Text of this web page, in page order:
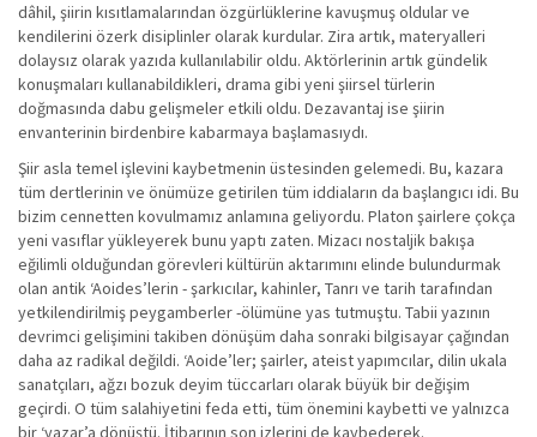
dâhil, şiirin kısıtlamalarından özgürlüklerine kavuşmuş oldular ve
kendilerini özerk disiplinler olarak kurdular. Zira artık, materyalleri
dolaysız olarak yazıda kullanılabilir oldu. Aktörlerinin artık gündelik
konuşmaları kullanabildikleri, drama gibi yeni şiirsel türlerin
doğmasında dabu gelişmeler etkili oldu. Dezavantaj ise şiirin
envanterinin birdenbire kabarmaya başlamasıydı.
Şiir asla temel işlevini kaybetmenin üstesinden gelemedi. Bu, kazara
tüm dertlerinin ve önümüze getirilen tüm iddiaların da başlangıcı idi. Bu
bizim cennetten kovulmamız anlamına geliyordu. Platon şairlere çokça
yeni vasıflar yükleyerek bunu yaptı zaten. Mizacı nostaljik bakışa
eğilimli olduğundan görevleri kültürün aktarımını elinde bulundurmak
olan antik ‘Aoides’lerin - şarkıcılar, kahinler, Tanrı ve tarih tarafından
yetkilendirilmiş peygamberler -ölümüne yas tutmuştu. Tabii yazının
devrimci gelişimini takiben dönüşüm daha sonraki bilgisayar çağından
daha az radikal değildi. ‘Aoide’ler; şairler, ateist yapımcılar, dilin ukala
sanatçıları, ağzı bozuk deyim tüccarları olarak büyük bir değişim
geçirdi. O tüm salahiyetini feda etti, tüm önemini kaybetti ve yalnızca
bir ‘yazar’a dönüştü. İtibarının son izlerini de kaybederek.